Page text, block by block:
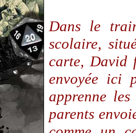
Dans le
scolaire,
carte, David
envoyée ici
apprenne
parents